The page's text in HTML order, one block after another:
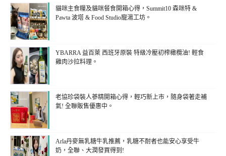
貓咪主食糧及貓咪餐食開箱心得，Summit10 森咪特 &
Pawta 波塔 & Food Studio寵湯工坊。
YBARRA 益百萊 西班牙原裝 特級冷壓初榨橄欖油! 輕食
雞肉沙拉料理。
老協珍袋裝人蔘精開箱心得，輕巧新上市，隨身袋著走補
氣! 全聯販售優惠中。
Arla丹麥無乳糖牛乳推薦，乳糖不耐者也能安心享受牛
奶，全聯、大潤發買得到!